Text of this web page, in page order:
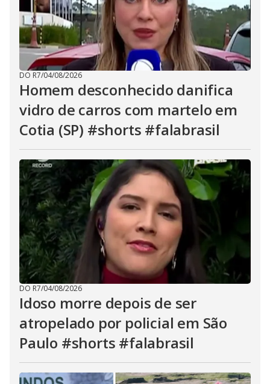
DO R7/04/08/2026
Homem desconhecido danifica
vidro de carros com martelo em
Cotia (SP) #shorts #falabrasil
DO R7/04/08/2026
Idoso morre depois de ser
atropelado por policial em São
Paulo #shorts #falabrasil